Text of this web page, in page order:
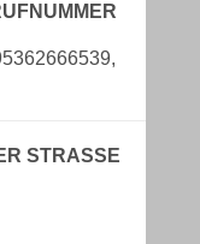
STRASSE